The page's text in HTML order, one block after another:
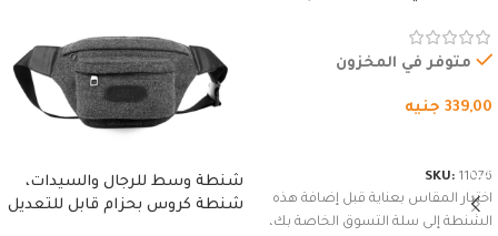
وسوستة.
متوفر في المخزون
339,00 جنيه
SKU: 11076
اختيار المقاس بعناية قبل إضافة هذه
الشنطة إلى سلة التسوق الخاصة بك،
شنطة وسط للرجال والسيدات،
شنطة كروس بحزام قابل للتعديل